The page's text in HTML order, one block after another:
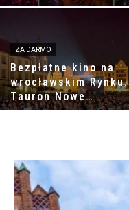
ZA DARMO
Bezpłatne kino na
wrocławskim Rynku.
Tauron Nowe
Horyzonty 2026.
niebem